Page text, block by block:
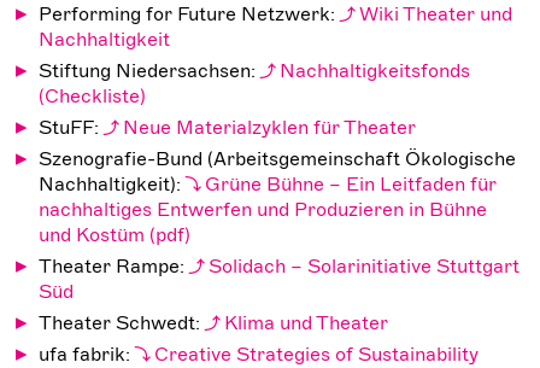
Performing for Future Netzwerk:
Wiki Theater und
Nachhaltigkeit
Stiftung Niedersachsen:
Nachhaltigkeitsfonds
(Checkliste)
StuFF:
Neue Materialzyklen für Theater
Szenografie-Bund (Arbeitsgemeinschaft Ökologische
Nachhaltigkeit):
Grüne Bühne – Ein Leitfaden für
nachhaltiges Entwerfen und Produzieren in Bühne
und Kostüm
Theater Rampe:
Solidach – Solarinitiative Stuttgart
Süd
Theater Schwedt:
Klima und Theater
ufa fabrik:
Creative Strategies of Sustainability